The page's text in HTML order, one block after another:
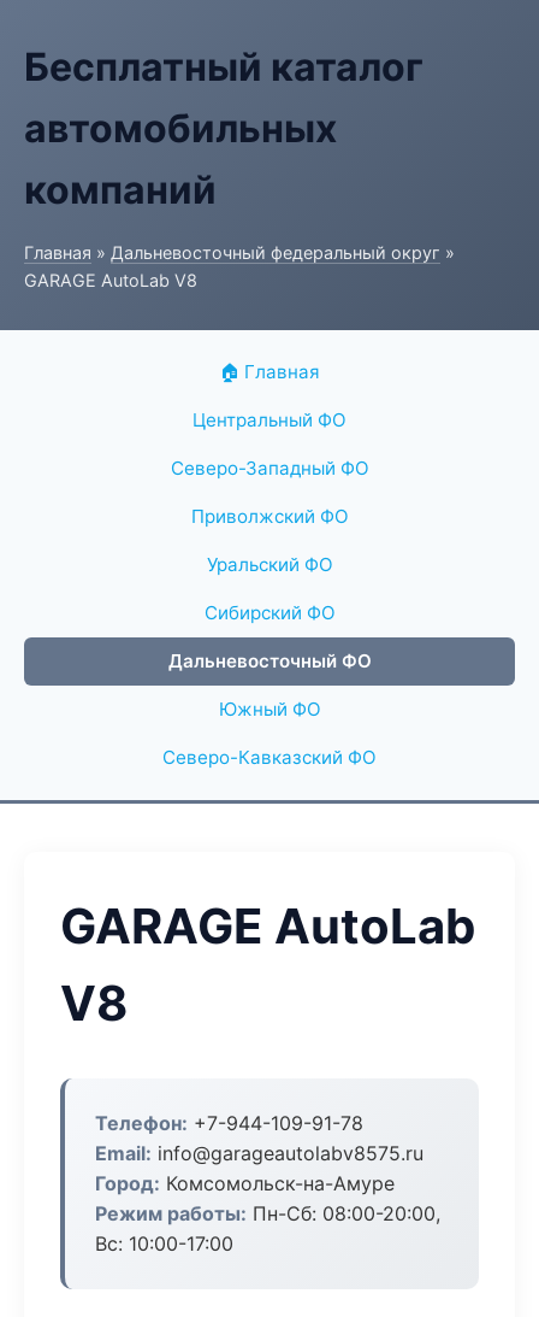
Бесплатный каталог
автомобильных
компаний
Главная » Дальневосточный федеральный округ »
GARAGE AutoLab V8
🏠 Главная
Центральный ФО
Северо-Западный ФО
Приволжский ФО
Уральский ФО
Сибирский ФО
Дальневосточный ФО
Южный ФО
Северо-Кавказский ФО
GARAGE AutoLab
V8
Телефон: +7-944-109-91-78
Email: info@garageautolabv8575.ru
Город: Комсомольск-на-Амуре
Режим работы: Пн-Сб: 08:00-20:00,
Вс: 10:00-17:00